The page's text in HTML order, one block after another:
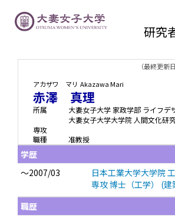
研究
（最終更新
アカザワ マリ Akazawa Mari
赤澤 真理
所属
大妻女子大学 家政学部 ライフデ
大妻女子大学大学院 人間文化研
専攻
職種
准教授
学歴
～2007/03
日本工業大学大学院
専攻 博士（工学） (建
職歴